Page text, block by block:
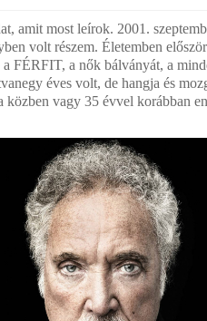
amit most leírok. 2001.
volt részem. Életemben
a FÉRFIT, a nők bálványát, a
éves volt, de hangja és
közben vagy 35 évvel korábban